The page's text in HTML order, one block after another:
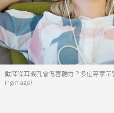
戴降噪耳機孔會傷害聽力？多位專家
ingimage）